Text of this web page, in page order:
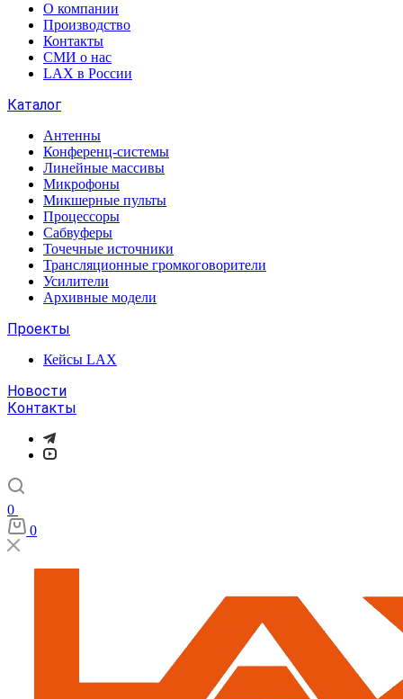
О компании
Производство
Контакты
СМИ о нас
LAX в России
Каталог
Антенны
Конференц-системы
Линейные массивы
Микрофоны
Микшерные пульты
Процессоры
Сабвуферы
Точечные источники
Трансляционные громкоговорители
Усилители
Архивные модели
Проекты
Кейсы LAX
Новости
Контакты
0
0